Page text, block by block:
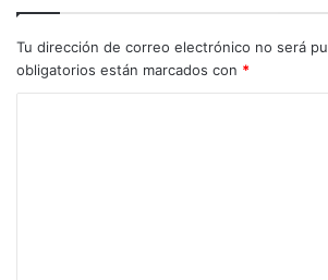
Tu dirección de correo electrónico no será
obligatorios están marcados con *